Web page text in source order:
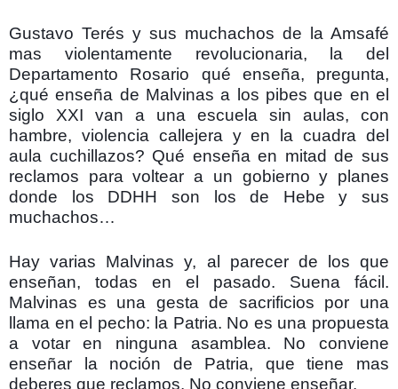
Gustavo Terés y sus muchachos de la Amsafé
mas violentamente revolucionaria, la del
Departamento Rosario qué enseña, pregunta,
¿qué enseña de Malvinas a los pibes que en el
siglo XXI van a una escuela sin aulas, con
hambre, violencia callejera y en la cuadra del
aula cuchillazos? Qué enseña en mitad de sus
reclamos para voltear a un gobierno y planes
donde los DDHH son los de Hebe y sus
muchachos…
Hay varias Malvinas y, al parecer de los que
enseñan, todas en el pasado. Suena fácil.
Malvinas es una gesta de sacrificios por una
llama en el pecho: la Patria. No es una propuesta
a votar en ninguna asamblea. No conviene
enseñar la noción de Patria, que tiene mas
deberes que reclamos. No conviene enseñar.